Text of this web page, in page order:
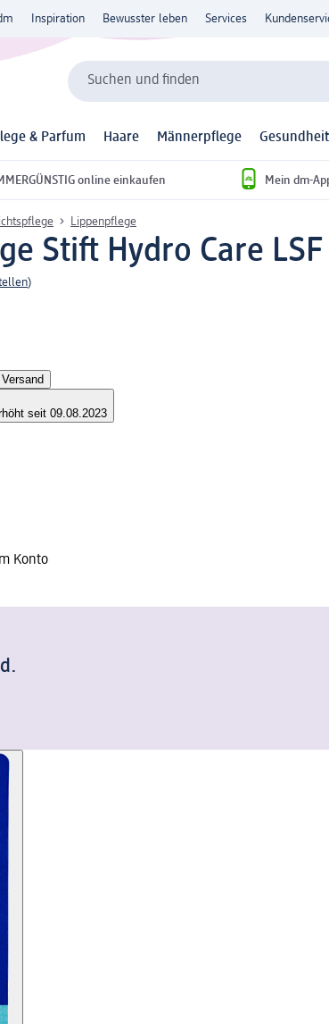
Inspiration Bewusster leben Services
Suchen und finden
& Parfum Haare Männerpflege Gesundheit
online einkaufen Mein dm-
Lippenpflege
Stift Hydro Care LSF
)
Versand
seit 09.08.2023
Konto